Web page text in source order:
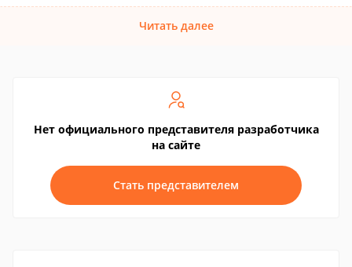
Читать далее
Нет официального представителя разработчика
на сайте
Стать представителем